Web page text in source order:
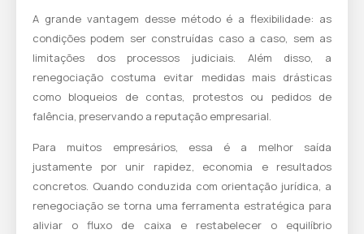
A grande vantagem desse método é a flexibilidade: as
condições podem ser construídas caso a caso, sem as
limitações dos processos judiciais. Além disso, a
renegociação costuma evitar medidas mais drásticas
como bloqueios de contas, protestos ou pedidos de
falência, preservando a reputação empresarial.
Para muitos empresários, essa é a melhor saída
justamente por unir rapidez, economia e resultados
concretos. Quando conduzida com orientação jurídica, a
renegociação se torna uma ferramenta estratégica para
aliviar o fluxo de caixa e restabelecer o equilíbrio